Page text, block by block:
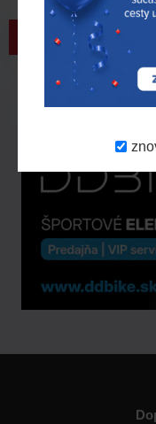
v
Viac